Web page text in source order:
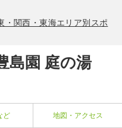
・関西・東海エリア別スポ
島園 庭の湯
ど 地図・アクセス